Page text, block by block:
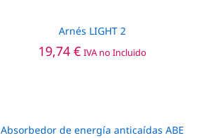
Arnés LIGHT 2
19,74 € IVA no Incluido
Absorbedor de energía anticaídas ABE